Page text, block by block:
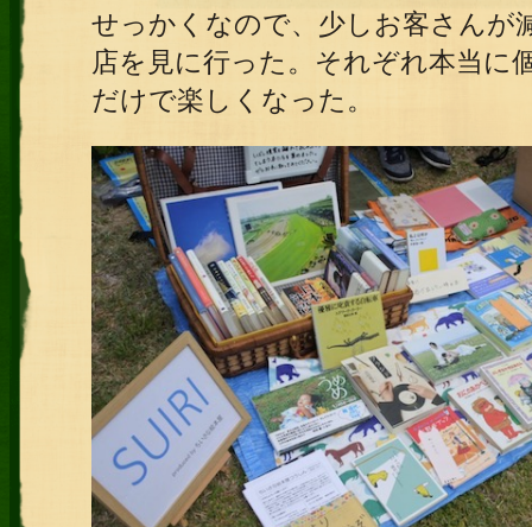
せっかくなので、少しお客さんが
店を見に行った。それぞれ本当に
だけで楽しくなった。